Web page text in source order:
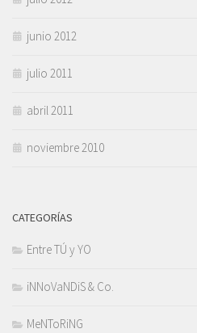
junio 2012
julio 2011
abril 2011
noviembre 2010
CATEGORÍAS
Entre TÚ y YO
iNNoVaNDiS & Co.
MeNToRiNG